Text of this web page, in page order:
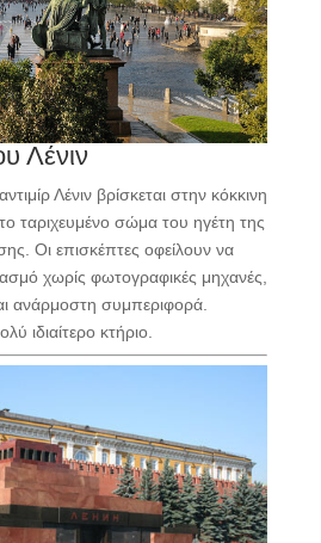
Λένιν
Λένιν βρίσκεται στην κόκκινη
το ταριχευμένο σώμα του ηγέτη της
Οι επισκέπτες οφείλουν να
χωρίς φωτογραφικές μηχανές,
ανάρμοστη συμπεριφορά.
ιδιαίτερο κτήριο.